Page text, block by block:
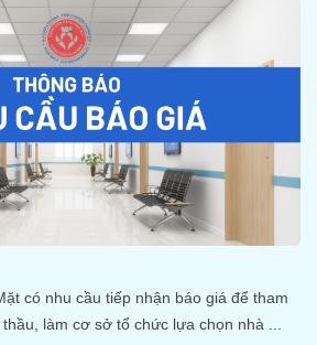
có nhu cầu tiếp nhận báo giá để tham
làm cơ sở tổ chức lựa chọn nhà